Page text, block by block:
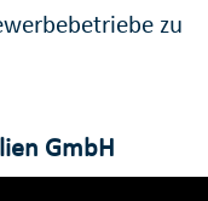
zu
GmbH